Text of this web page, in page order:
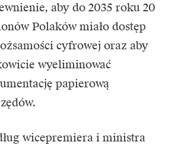
aby do 2035 roku 20
Polaków miało dostęp
cyfrowej oraz aby
wyeliminować
papierową
wicepremiera i ministra